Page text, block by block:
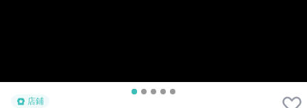
店鋪